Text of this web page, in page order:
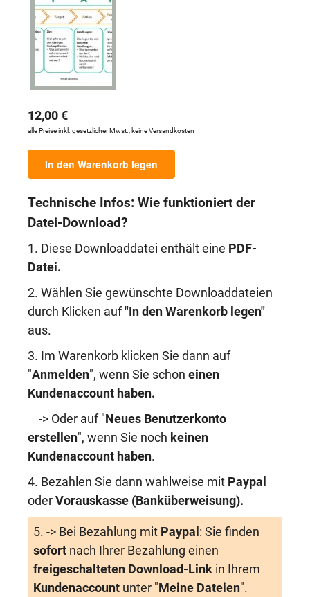
12,00 €
alle Preise inkl. gesetzlicher Mwst., keine Versandkosten
In den Warenkorb legen
Technische Infos: Wie funktioniert der
Datei-Download?
1. Diese Downloaddatei enthält eine PDF-
Datei.
2. Wählen Sie gewünschte Downloaddateien
durch Klicken auf "In den Warenkorb legen"
aus.
3. Im Warenkorb klicken Sie dann auf
"Anmelden", wenn Sie schon einen
Kundenaccount haben.
-> Oder auf " Neues Benutzerkonto
erstellen", wenn Sie noch keinen
Kundenaccount haben.
4. Bezahlen Sie dann wahlweise mit Paypal
oder Vorauskasse (Banküberweisung).
5. -> Bei Bezahlung mit Paypal : Sie finden
sofort nach Ihrer Bezahlung einen
freigeschalteten Download-Link in Ihrem
Kundenaccount unter " Meine Dateien".